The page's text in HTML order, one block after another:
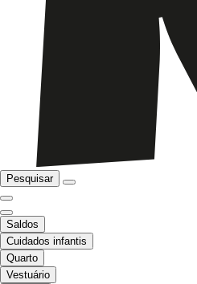
Pesquisar
Saldos
Cuidados infantis
Quarto
Vestuário